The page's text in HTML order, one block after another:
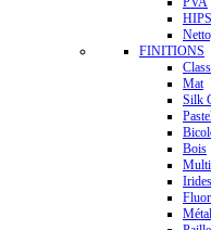
HIPS
FINITIONS
Mat
Silk
Bois